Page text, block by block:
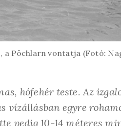
a Pöchlarn vontatja (Fotó:
hófehér teste. Az
vízállásban egyre
pedig 10-14 méteres